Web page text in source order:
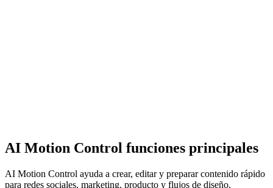
AI Motion Control funciones principales
AI Motion Control ayuda a crear, editar y preparar contenido rápido
para redes sociales, marketing, producto y flujos de diseño.